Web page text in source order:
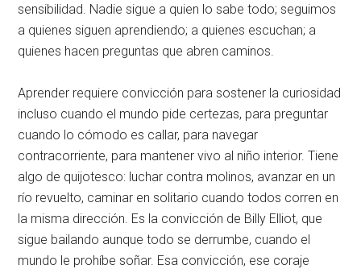
sensibilidad. Nadie sigue a quien lo sabe todo; seguimos
a quienes siguen aprendiendo; a quienes escuchan; a
quienes hacen preguntas que abren caminos.
Aprender requiere convicción para sostener la curiosidad
incluso cuando el mundo pide certezas, para preguntar
cuando lo cómodo es callar, para navegar
contracorriente, para mantener vivo al niño interior. Tiene
algo de quijotesco: luchar contra molinos, avanzar en un
río revuelto, caminar en solitario cuando todos corren en
la misma dirección. Es la convicción de Billy Elliot, que
sigue bailando aunque todo se derrumbe, cuando el
mundo le prohíbe soñar. Esa convicción, ese coraje